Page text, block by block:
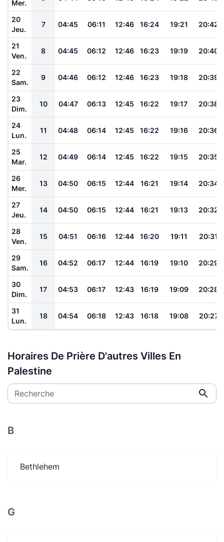
Mer.
20
Jeu.
7 04:45 06:11 12:46 16:24 19:21 20:42
21
Ven.
8 04:45 06:12 12:46 16:23 19:19 20:40
22
Sam.
9 04:46 06:12 12:46 16:23 19:18 20:39
23
Dim.
10 04:47 06:13 12:45 16:22 19:17 20:38
24
Lun.
11 04:48 06:14 12:45 16:22 19:16 20:36
25
Mar.
12 04:49 06:14 12:45 16:22 19:15 20:35
26
Mer.
13 04:50 06:15 12:44 16:21 19:14 20:34
27
Jeu.
14 04:50 06:15 12:44 16:21 19:13 20:32
28
Ven.
15 04:51 06:16 12:44 16:20 19:11 20:31
29
Sam.
16 04:52 06:17 12:44 16:19 19:10 20:29
30
Dim.
17 04:53 06:17 12:43 16:19 19:09 20:28
31
Lun.
18 04:54 06:18 12:43 16:18 19:08 20:27
Horaires De Prière D'autres Villes En
Palestine
Recherche
B
Bethlehem
G